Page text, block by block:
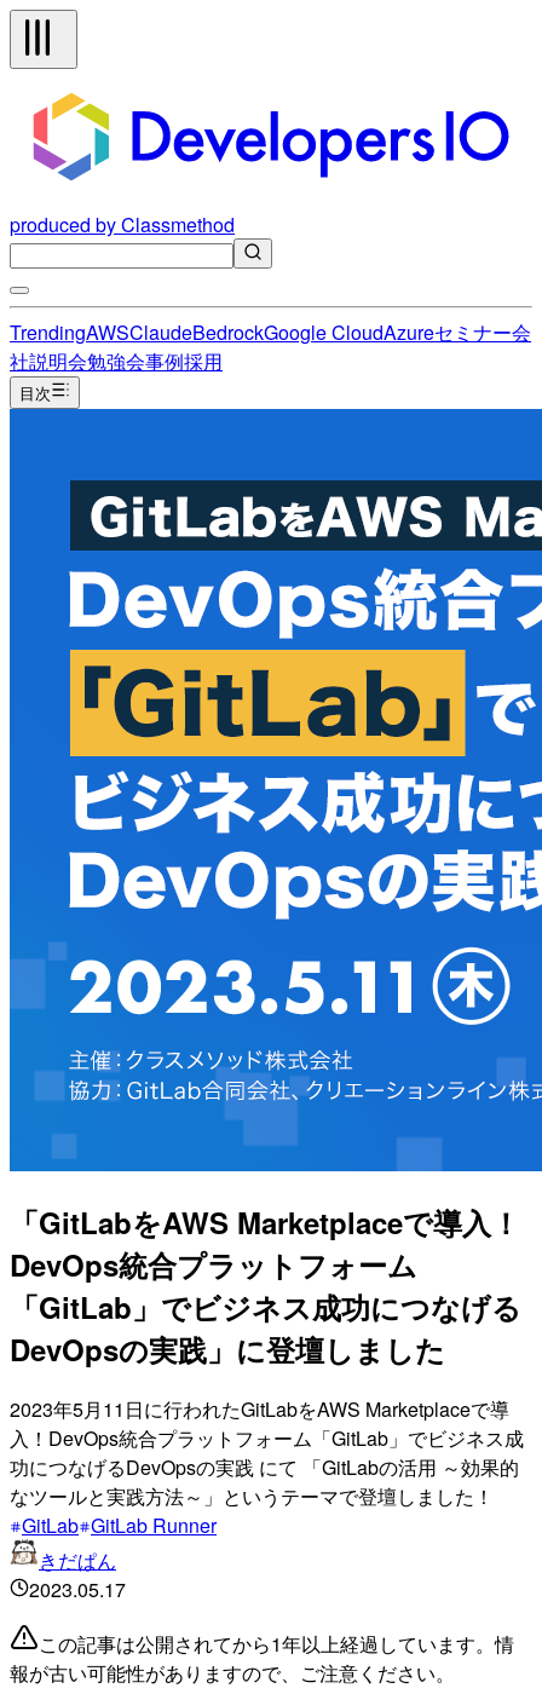
produced by Classmethod
TrendingAWSClaudeBedrockGoogle CloudAzureセミナー会
社説明会勉強会事例採用
目次
「GitLabをAWS Marketplaceで導入！
DevOps統合プラットフォーム
「GitLab」でビジネス成功につなげる
DevOpsの実践」に登壇しました
2023年5月11日に行われたGitLabをAWS Marketplaceで導
入！DevOps統合プラットフォーム「GitLab」でビジネス成
功につなげるDevOpsの実践 にて 「GitLabの活用 ～効果的
なツールと実践方法～」というテーマで登壇しました！
GitLab GitLab Runner
きだぱん
2023.05.17
この記事は公開されてから1年以上経過しています。情
報が古い可能性がありますので、ご注意ください。